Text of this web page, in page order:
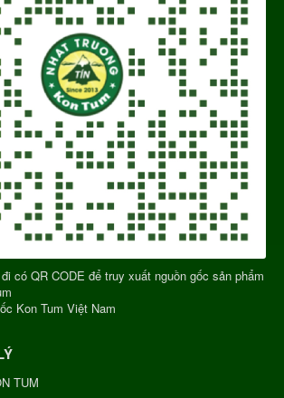
có QR CODE để truy xuất nguồn gốc sản phẩm
Kon Tum Việt Nam
TUM